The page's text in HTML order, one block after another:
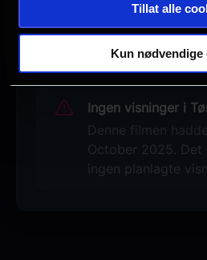
Tillat alle
Kun nødvendige
Ingen visninger i
Denne filmen
October 2025.
ingen planlagte